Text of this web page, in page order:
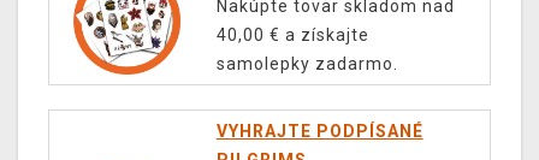
Nakúpte tovar skladom nad
40,00 € a získajte
samolepky zadarmo.
VYHRAJTE PODPÍSANÉ